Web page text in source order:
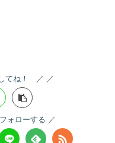
てね！ ／
ォローする